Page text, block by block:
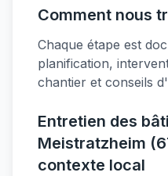
Comment nous
Chaque étape est
planification,
chantier et conseils
Entretien des
Meistratzheim
contexte local